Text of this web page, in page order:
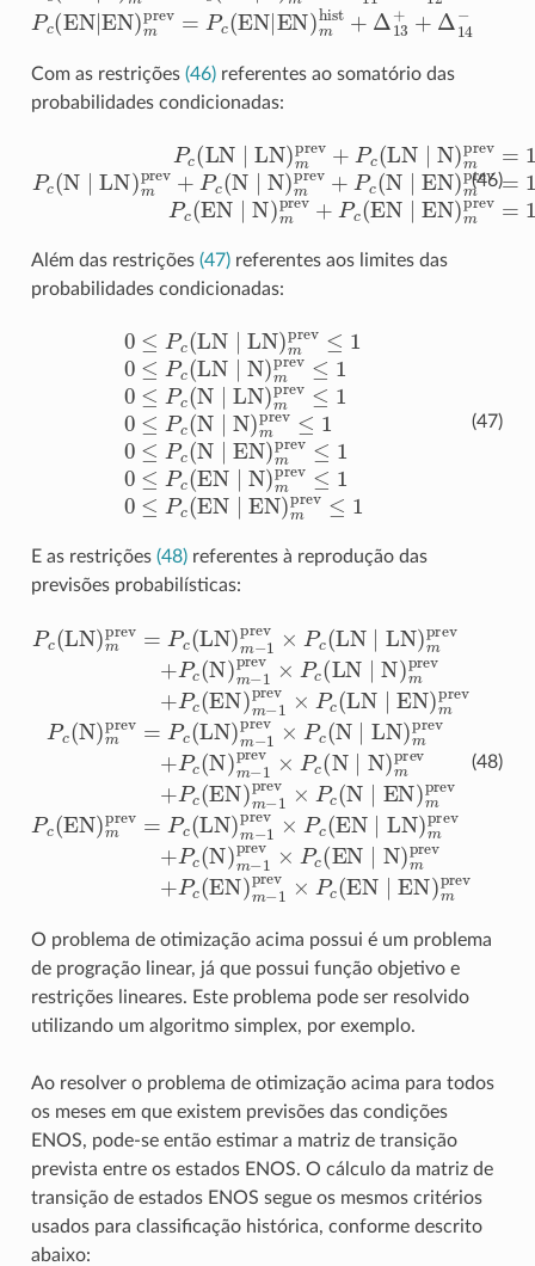
Com as restrições (46)referentes ao somatório das
probabilidades condicionadas:
(46)
prev+ Pc LN∣N)m prev =1 Pc (N∣LN)m
Além das restrições (47)referentes aos limites das
probabilidades condicionadas:
(47)
∣LN mprev≤ 10≤Pc(LN∣ N
E as restrições (48)referentes à reprodução das
previsões probabilísticas:
(48)
Pc LN)mprev =Pc(LN)m−1 prev ×Pc( LN ∣LN)m
O problema de otimização acima possui é um problema
de progração linear, já que possui função objetivo e
restrições lineares. Este problema pode ser resolvido
utilizando um algoritmo simplex, por exemplo.
Ao resolver o problema de otimização acima para todos
os meses em que existem previsões das condições
ENOS, pode-se então estimar a matriz de transição
prevista entre os estados ENOS. O cálculo da matriz de
transição de estados ENOS segue os mesmos critérios
usados para classificação histórica, conforme descrito
abaixo: